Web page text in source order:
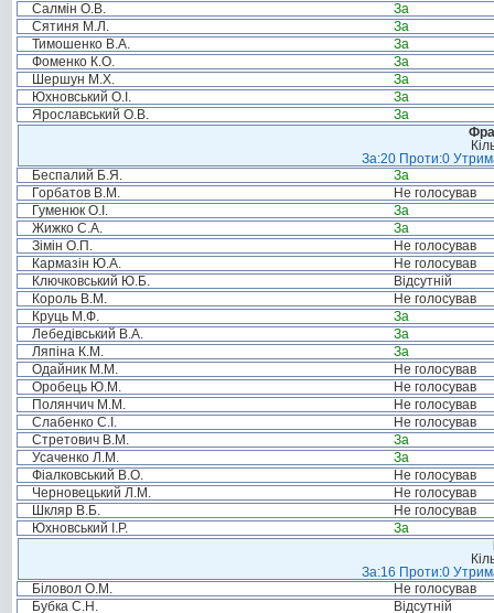
Салмін О.В.
За
Сятиня М.Л.
За
Тимошенко В.А.
За
Фоменко К.О.
За
Шершун М.Х.
За
Юхновський О.І.
За
Ярославський О.В.
За
За:20 Проти:0
Беспалий Б.Я.
За
Горбатов В.М.
Не голосував
Гуменюк О.І.
За
Жижко С.А.
За
Зімін О.П.
Не голосував
Кармазін Ю.А.
Не голосував
Ключковський Ю.Б.
Відсутній
Король В.М.
Не голосував
Круць М.Ф.
За
Лебедівський В.А.
За
Ляпіна К.М.
За
Одайник М.М.
Не голосував
Оробець Ю.М.
Не голосував
Полянчич М.М.
Не голосував
Слабенко С.І.
Не голосував
Стретович В.М.
За
Усаченко Л.М.
За
Фіалковський В.О.
Не голосував
Черновецький Л.М.
Не голосував
Шкляр В.Б.
Не голосував
Юхновський І.Р.
За
За:16 Проти:0
Біловол О.М.
Не голосував
Бубка С.Н.
Відсутній